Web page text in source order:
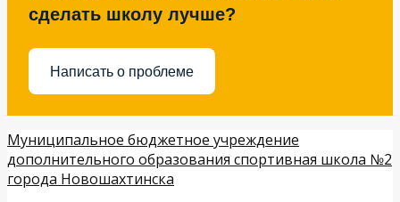
сделать школу лучше?
Написать о проблеме
Муниципальное бюджетное учреждение
дополнительного образования спортивная школа №2
города Новошахтинска